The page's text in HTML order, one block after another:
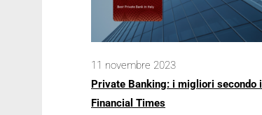
11 novembre 2023
Private Banking: i migliori secondo il
Financial Times